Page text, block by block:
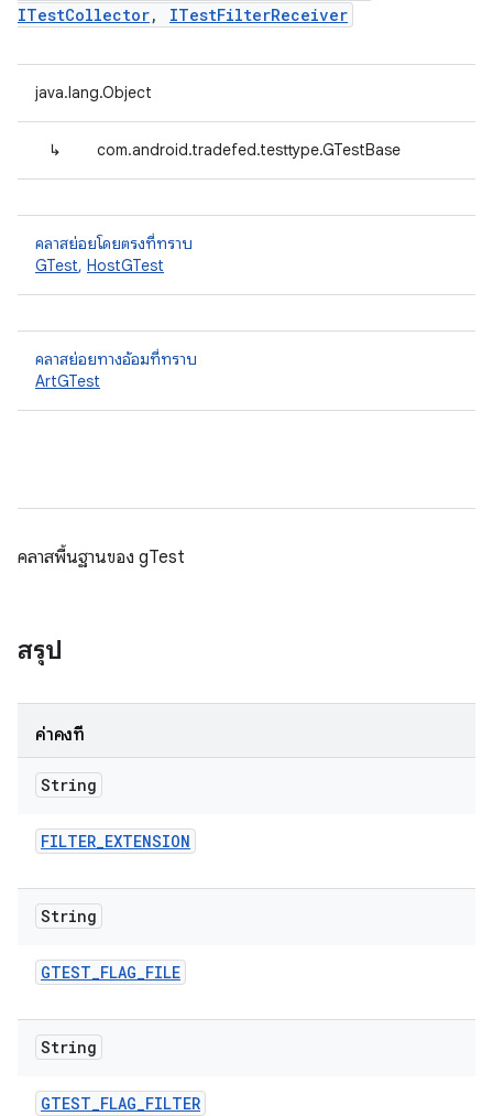
ITestCollector, ITestFilterReceiver
java.lang.Object
↳ com.android.tradefed.testtype.GTestBase
คลาสย่อยโดยตรงที่ทราบ
GTest, HostGTest
คลาสย่อยทางอ้อมที่ทราบ
ArtGTest
คลาสพื้นฐานของ gTest
สรุป
ค่าคงที่
String
FILTER_EXTENSION
String
GTEST_FLAG_FILE
String
GTEST_FLAG_FILTER